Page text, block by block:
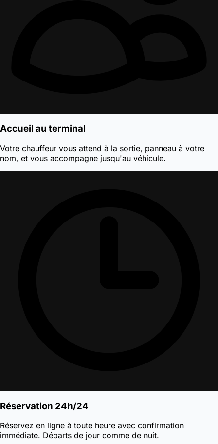
Accueil au terminal
Votre chauffeur vous attend à la sortie, panneau à votre
nom, et vous accompagne jusqu'au véhicule.
Réservation 24h/24
Réservez en ligne à toute heure avec confirmation
immédiate. Départs de jour comme de nuit.